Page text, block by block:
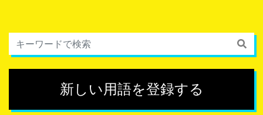
新しい用語を登録する